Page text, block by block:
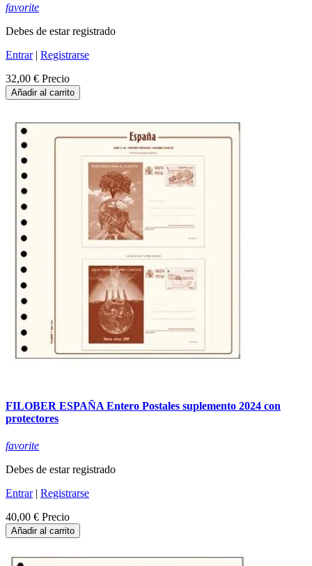
favorite
Debes de estar registrado
Entrar| Registrarse
32,00 € Precio
Añadir al carrito
FILOBER ESPAÑA Entero Postales suplemento 2024 con
protectores
favorite
Debes de estar registrado
Entrar| Registrarse
40,00 € Precio
Añadir al carrito